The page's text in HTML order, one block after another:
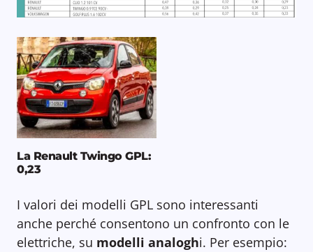
La Renault Twingo GPL:
0,23
I valori dei modelli GPL sono interessanti
anche perché consentono un confronto con le
elettriche, su modelli analoghi. Per esempio: